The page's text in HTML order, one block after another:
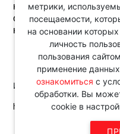
которого выбирает
отвечает за
контролирует ход
Источник:
http://www.consultant.ru/
метрики,
посещаемости,
на основании
личность
пользования
применение
ознакомиться с
обработки. Вы
cookie в